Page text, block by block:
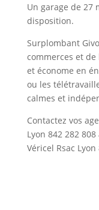
Un garage de 27
disposition.
Surplombant
commerces et
et économe en
ou les
calmes et
Contactez vos
Lyon 842 282
Véricel Rsac